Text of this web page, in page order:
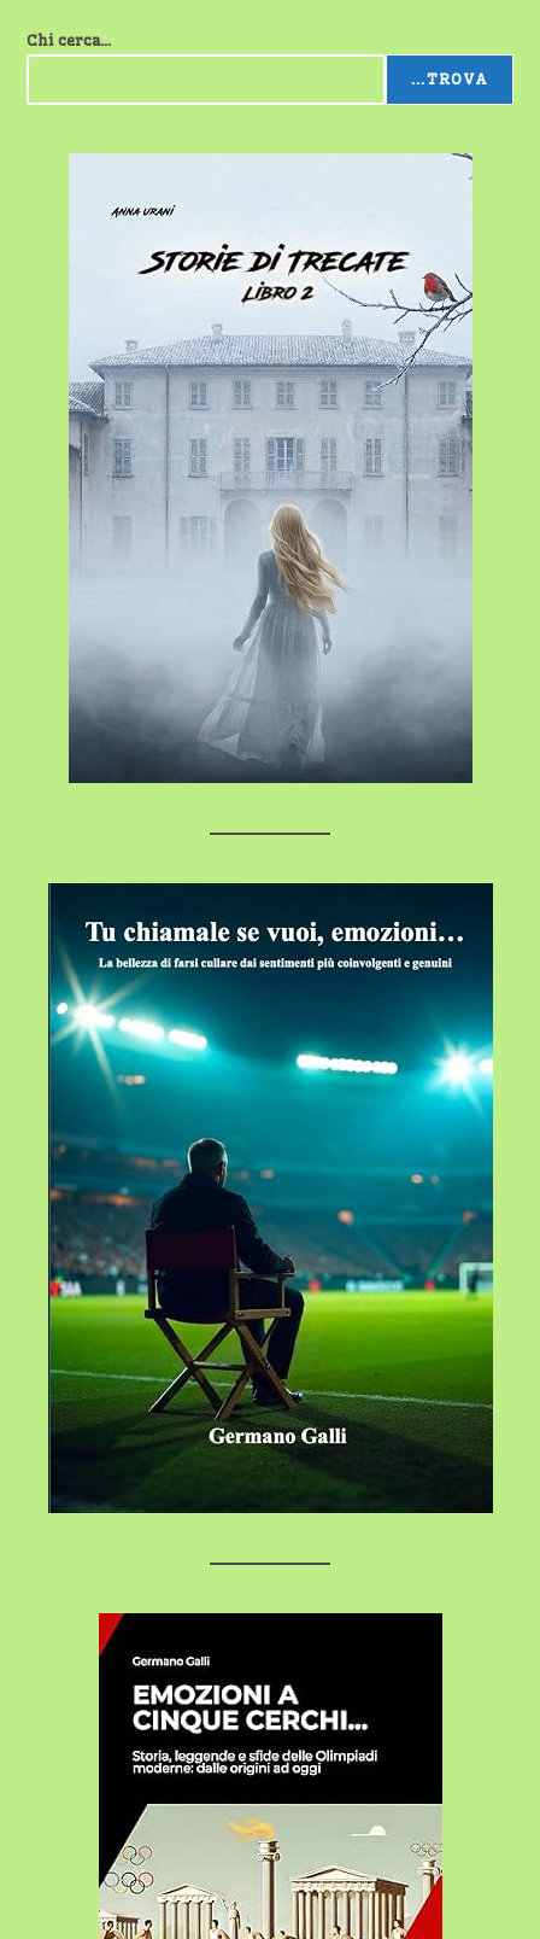
Chi cerca...
...TROVA